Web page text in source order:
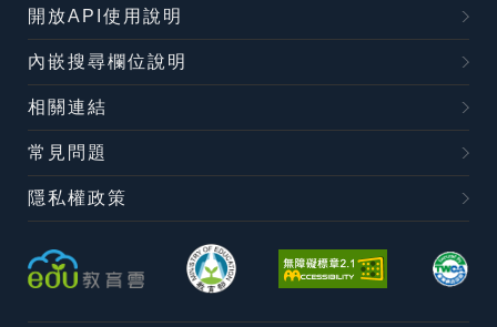
開放API使用說明
內嵌搜尋欄位說明
相關連結
常見問題
隱私權政策